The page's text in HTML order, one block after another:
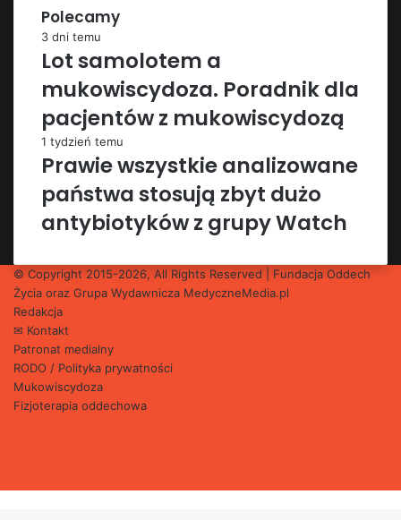
Polecamy
3 dni temu
Lot samolotem a
mukowiscydoza. Poradnik dla
pacjentów z mukowiscydozą
1 tydzień temu
Prawie wszystkie analizowane
państwa stosują zbyt dużo
antybiotyków z grupy Watch
© Copyright 2015-2026, All Rights Reserved | Fundacja Oddech
Życia oraz Grupa Wydawnicza MedyczneMedia.pl
Redakcja
✉ Kontakt
Patronat medialny
RODO / Polityka prywatności
Mukowiscydoza
Fizjoterapia oddechowa